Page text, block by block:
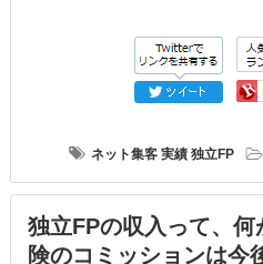
ネット集客 実績 独立FP
独立FPの収入って、
険のコミッションは今